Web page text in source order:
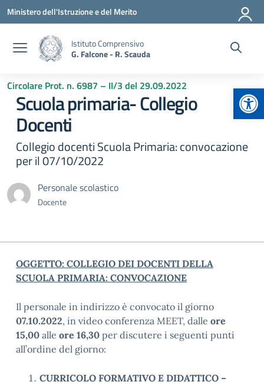
Vai ai contenuti
Vai al menu di navigazione
Vai al footer
Ministero dell'Istruzione e del Merito
Istituto Comprensivo
G. Falcone - R. Scauda
Circolare Prot. n. 6987 – II/3 del 29.09.2022
Scuola primaria- Collegio
Docenti
Collegio docenti Scuola Primaria: convocazione
per il 07/10/2022
Personale scolastico
Docente
OGGETTO: COLLEGIO DEI DOCENTI DELLA
SCUOLA PRIMARIA: CONVOCAZIONE
Il personale in indirizzo è convocato il giorno
07.10.2022, in video conferenza MEET, dalle ore
15,00 alle ore 16,30 per discutere i seguenti punti
all’ordine del giorno:
CURRICOLO FORMATIVO E DIDATTICO –